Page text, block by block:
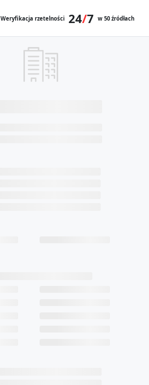
Weryfikacja rzetelności 24/7 w 50 źródłach